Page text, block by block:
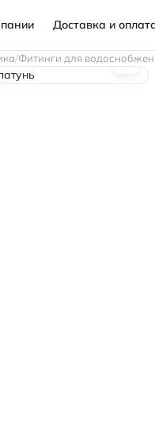
Доставка и
Фитинги для